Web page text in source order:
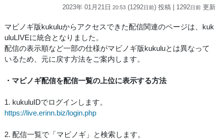
2023年 01月21日 20:53 (1292日前) 投稿 | 1292日前 更新
マビノギ版kukuluからアクセスできた配信関連のページは、kuk
uluLIVEに統合となりました。
配信の表示順など一部の仕様がマビノギ版kukuluとは異なって
いるため、元に戻す方法をご案内します。
・マビノギ配信を配信一覧の上位に表示する方法
1. kukuluIDでログインします。
https://live.erinn.biz/login.php
2. 配信一覧で「マビノギ」と検索します。